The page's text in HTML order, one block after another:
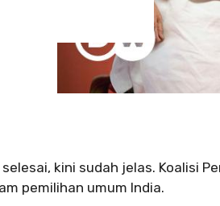
kini sudah jelas. Koalisi
pemilihan umum India.